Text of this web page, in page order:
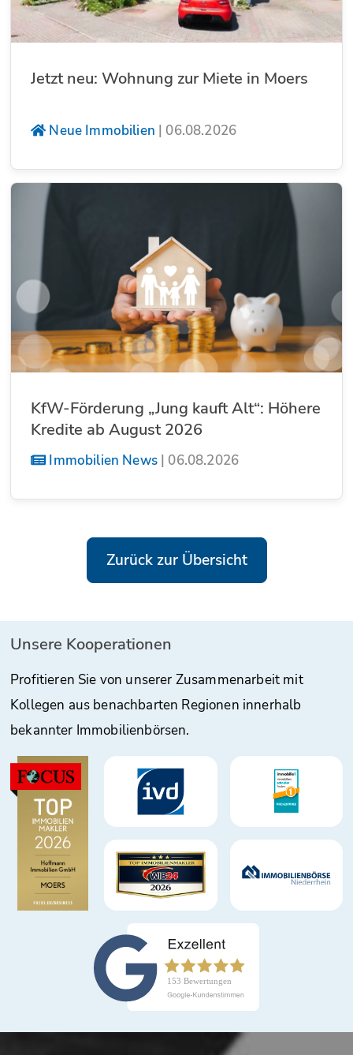
Jetzt neu: Wohnung zur Miete in Moers
Neue Immobilien | 06.08.2026
KfW-Förderung „Jung kauft Alt“: Höhere
Kredite ab August 2026
Immobilien News| 06.08.2026
Zurück zur Übersicht
Unsere Kooperationen
Profitieren Sie von unserer Zusammenarbeit mit
Kollegen aus benachbarten Regionen innerhalb
bekannter Immobilienbörsen.